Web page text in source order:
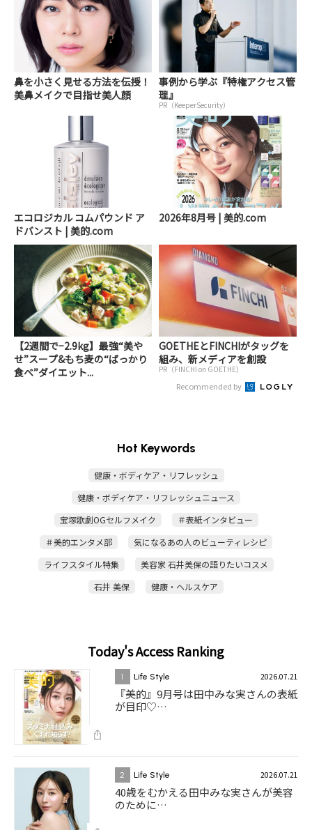
鼻を小さく見せる方法を伝授！
美鼻メイクで目指せ美人顔
事例から学ぶ『特権アクセス管
理』
PR（KeeperSecurity）
エコロジカル コムパウンド ア
ドバンスト | 美的.com
2026年8月号 | 美的.com
【2週間で−2.9kg】最強“美や
せ”スープ&もち麦の“ばっかり
食べ”ダイエット...
GOETHEとFINCHIがタッグを
組み、新メディアを創設
PR（FINCHI on GOETHE）
Recommended by
Hot Keywords
健康・ボディケア・リフレッシュ
健康・ボディケア・リフレッシュニュース
宝塚歌劇OGセルフメイク
＃表紙インタビュー
＃美的エンタメ部
気になるあの人のビューティレシピ
ライフスタイル特集
美容家 石井美保の語りたいコスメ
石井 美保
健康・ヘルスケア
Today's Access Ranking
1 Life Style 2026.07.21
『美的』9月号は田中みな実さんの表紙
が目印♡…
2 Life Style 2026.07.21
40歳をむかえる田中みな実さんが美容
のために…